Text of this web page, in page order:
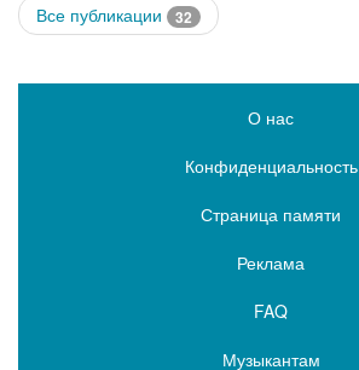
Все публикации 32
О нас
Конфиденциальность
Страница памяти
Реклама
FAQ
Музыкантам